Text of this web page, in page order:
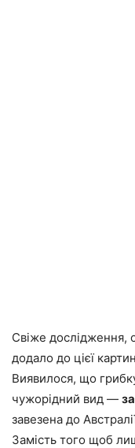
Свіже дослідження,
додало до цієї
Виявилося, що
чужорідний вид —
завезена до
Замість того щоб